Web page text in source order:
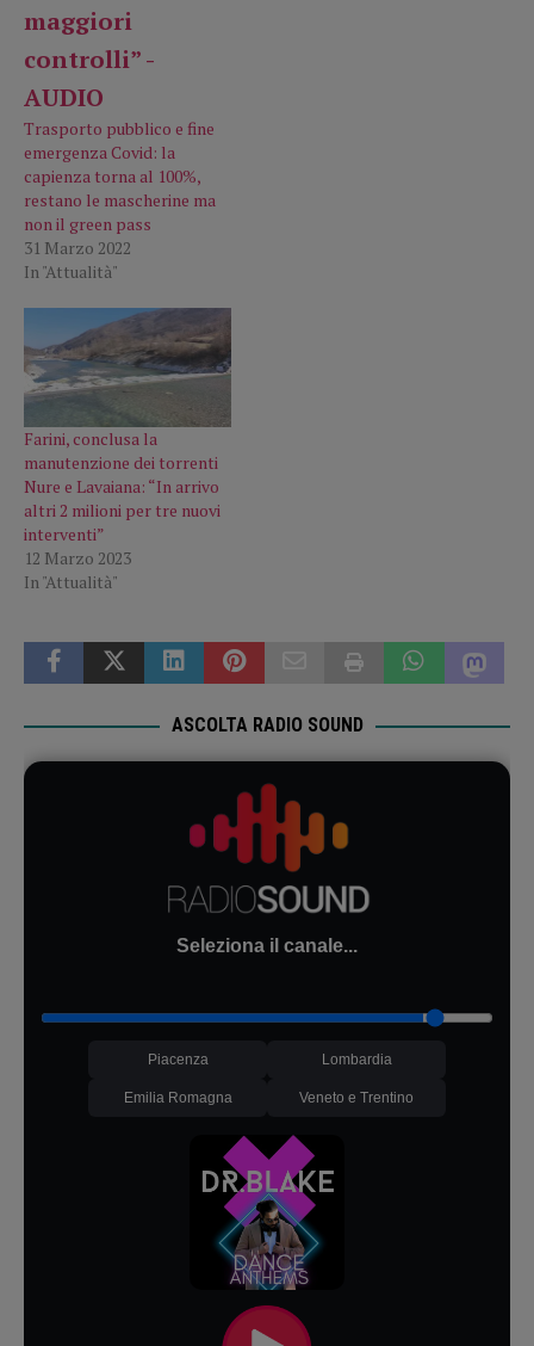
Trasporto pubblico e fine
emergenza Covid: la
capienza torna al 100%,
restano le mascherine ma
non il green pass
31 Marzo 2022
In "Attualità"
Farini, conclusa la
manutenzione dei torrenti
Nure e Lavaiana: “In arrivo
altri 2 milioni per tre nuovi
interventi”
12 Marzo 2023
In "Attualità"
ASCOLTA RADIO SOUND
Seleziona il canale...
Piacenza Lombardia
Emilia Romagna Veneto e Trentino